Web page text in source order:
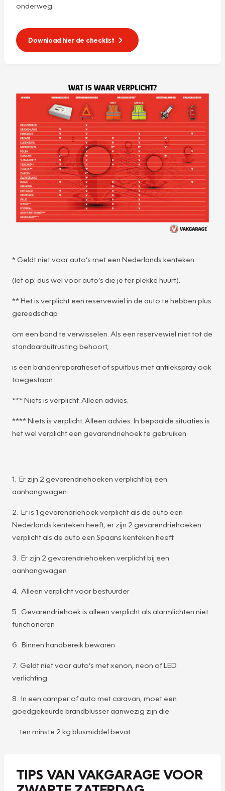
onderweg.
Download hier de checklist
* Geldt niet voor auto’s met een Nederlands kenteken
(let op: dus wel voor auto’s die je ter plekke huurt).
** Het is verplicht een reservewiel in de auto te hebben plus
gereedschap
om een band te verwisselen. Als een reservewiel niet tot de
standaarduitrusting behoort,
is een bandenreparatieset of spuitbus met antilekspray ook
toegestaan.
*** Niets is verplicht. Alleen advies.
**** Niets is verplicht. Alleen advies. In bepaalde situaties is
het wel verplicht een gevarendriehoek te gebruiken.
1. Er zijn 2 gevarendriehoeken verplicht bij een
aanhangwagen
2. Er is 1 gevarendriehoek verplicht als de auto een
Nederlands kenteken heeft, er zijn 2 gevarendriehoeken
verplicht als de auto een Spaans kenteken heeft.
3. Er zijn 2 gevarendriehoeken verplicht bij een
aanhangwagen
4. Alleen verplicht voor bestuurder
5. Gevarendriehoek is alleen verplicht als alarmlichten niet
functioneren
6. Binnen handbereik bewaren
7. Geldt niet voor auto’s met xenon, neon of LED
verlichting
8. In een camper of auto met caravan, moet een
goedgekeurde brandblusser aanwezig zijn die
ten minste 2 kg blusmiddel bevat.
TIPS VAN VAKGARAGE VOOR